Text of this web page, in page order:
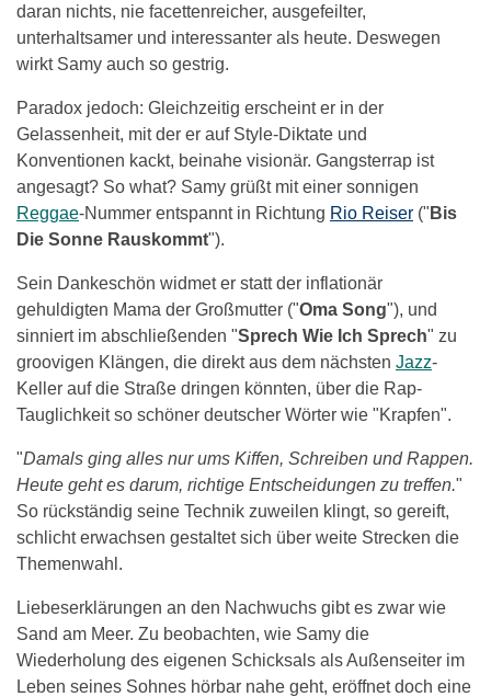
daran nichts, nie facettenreicher, ausgefeilter,
unterhaltsamer und interessanter als heute. Deswegen
wirkt Samy auch so gestrig.
Paradox jedoch: Gleichzeitig erscheint er in der
Gelassenheit, mit der er auf Style-Diktate und
Konventionen kackt, beinahe visionär. Gangsterrap ist
angesagt? So what? Samy grüßt mit einer sonnigen
Reggae-Nummer entspannt in Richtung Rio Reiser (" Bis
Die Sonne Rauskommt").
Sein Dankeschön widmet er statt der inflationär
gehuldigten Mama der Großmutter ("Oma Song"), und
sinniert im abschließenden "Sprech Wie Ich Sprech" zu
groovigen Klängen, die direkt aus dem nächsten Jazz-
Keller auf die Straße dringen könnten, über die Rap-
Tauglichkeit so schöner deutscher Wörter wie "Krapfen".
"Damals ging alles nur ums Kiffen, Schreiben und Rappen.
Heute geht es darum, richtige Entscheidungen zu treffen."
So rückständig seine Technik zuweilen klingt, so gereift,
schlicht erwachsen gestaltet sich über weite Strecken die
Themenwahl.
Liebeserklärungen an den Nachwuchs gibt es zwar wie
Sand am Meer. Zu beobachten, wie Samy die
Wiederholung des eigenen Schicksals als Außenseiter im
Leben seines Sohnes hörbar nahe geht, eröffnet doch eine